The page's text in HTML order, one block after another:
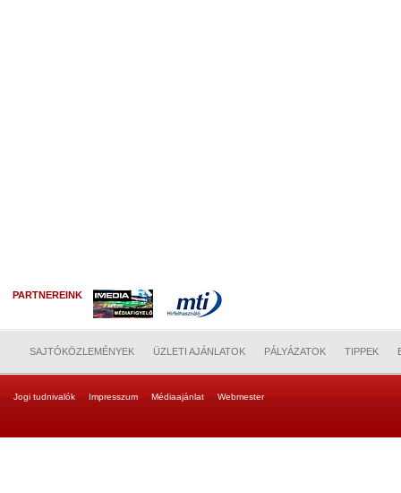
PARTNEREINK
SAJTÓKÖZLEMÉNYEK ÜZLETI AJÁNLATOK PÁLYÁZATOK TIPPEK
Jogi tudnivalók Impresszum Médiaajánlat Webmester